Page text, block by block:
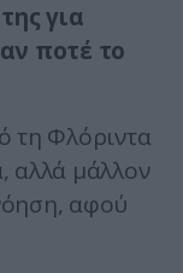
για
ποτέ το
τη Φλόριντα
αλλά μάλλον
αφού